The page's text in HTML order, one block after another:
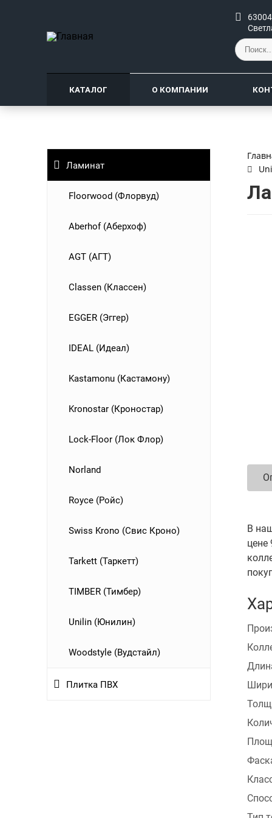
КАТАЛОГ О КОМПАНИИ
Ламинат
Floorwood (Флорвуд)
Aberhof (Аберхоф)
AGT (АГТ)
Classen (Классен)
EGGER (Эггер)
IDEAL (Идеал)
Kastamonu (Кастамону)
Kronostar (Кроностар)
Lock-Floor (Лок Флор)
Norland
Royce (Ройс)
Swiss Krono (Свис Кроно)
Tarkett (Таркетт)
TIMBER (Тимбер)
Unilin (Юнилин)
Woodstyle (Вудстайл)
Плитка ПВХ
В
цене